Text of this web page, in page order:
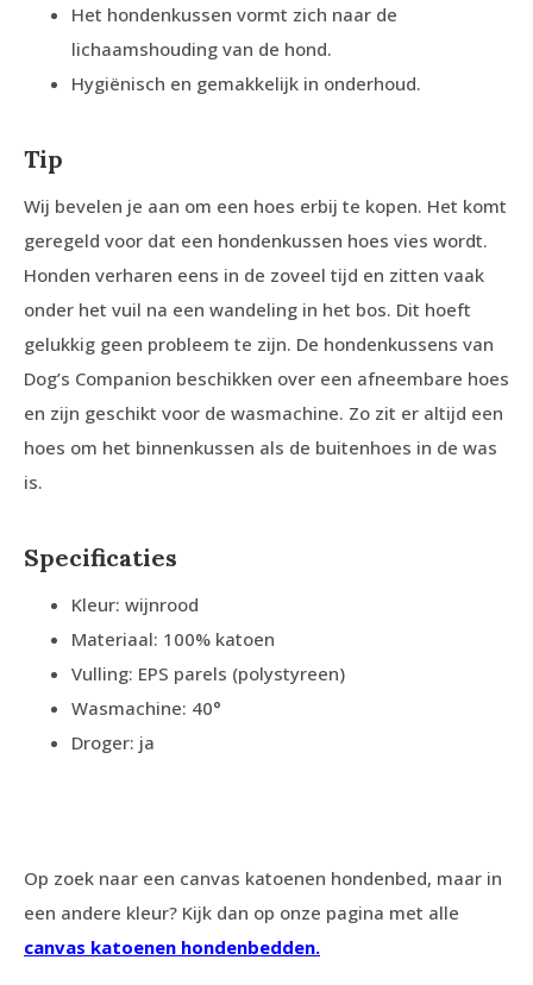
Het hondenkussen vormt zich naar de
lichaamshouding van de hond.
Hygiënisch en gemakkelijk in onderhoud.
Tip
Wij bevelen je aan om een hoes erbij te kopen. Het komt
geregeld voor dat een hondenkussen hoes vies wordt.
Honden verharen eens in de zoveel tijd en zitten vaak
onder het vuil na een wandeling in het bos. Dit hoeft
gelukkig geen probleem te zijn. De hondenkussens van
Dog’s Companion beschikken over een afneembare hoes
en zijn geschikt voor de wasmachine. Zo zit er altijd een
hoes om het binnenkussen als de buitenhoes in de was
is.
Specificaties
Kleur: wijnrood
Materiaal: 100% katoen
Vulling: EPS parels (polystyreen)
Wasmachine: 40°
Droger: ja
Op zoek naar een canvas katoenen hondenbed, maar in
een andere kleur? Kijk dan op onze pagina met alle
canvas katoenen hondenbedden.